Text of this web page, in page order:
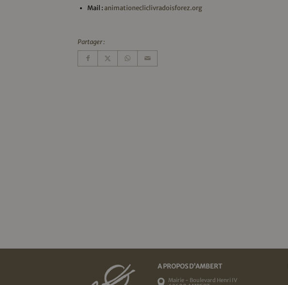
Mail :animationecliclivradoisforez.org
Partager :
A PROPOS D'AMBERT
Mairie - Boulevard Henri IV